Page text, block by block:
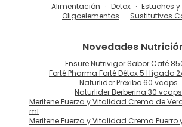
Alimentación Detox
Estuches y
Oligoelementos
Sustitutivos
Novedades
Ensure Nutrivigor Sabor Café
Forté Pharma Forté Détox 5 Hígado
Naturlider Prexibo 60 vcaps
Naturlider Berberina 30 vcaps
Meritene Fuerza y Vitalidad Crema de
ml
Meritene Fuerza y Vitalidad Crema Puerro